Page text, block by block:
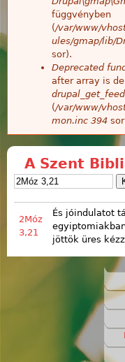
függvényben
(/var/www/
ules/gmap/lib/
sor).
Deprecated
after array is
(/var/www/
mon.inc 394
A Szent
2Móz
3,21
És jóindulatot
jöttök üres